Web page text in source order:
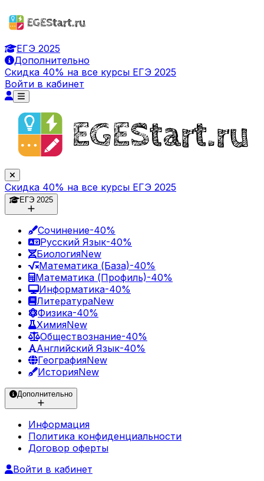
ЕГЭ 2025
Дополнительно
Скидка 40% на все курсы ЕГЭ 2025
Войти в кабинет
Скидка 40% на все курсы ЕГЭ 2025
ЕГЭ 2025
Сочинение-40%
Русский Язык-40%
БиологияNew
Математика (База)-40%
Математика (Профиль)-40%
Информатика-40%
ЛитератураNew
Физика-40%
ХимияNew
Обществознание-40%
Английский Язык-40%
ГеографияNew
ИсторияNew
Дополнительно
Информация
Политика конфиденциальности
Договор оферты
Войти в кабинет